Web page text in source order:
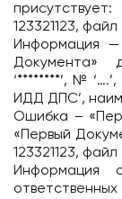
123321123, файл
Информация —
Документа»
‘********’, №
ИДД ДПС’,
Ошибка –
«Первый
123321123, файл
Информация